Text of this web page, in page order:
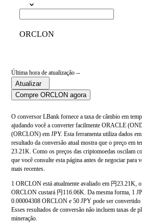
ORCLON
Última hora de atualização --
Atualizar
Compre ORCLON agora
O conversor LBank fornece a taxa de câmbio em
ajudando você a converter facilmente ORACLE
(ORCLON) em JPY. Esta ferramenta utiliza dados
resultado da conversão atual mostra que o preço em
23.21K. Como os preços das criptomoedas oscilam
que você consulte esta página antes de negociar para
mais recentes.
1 ORCLON está atualmente avaliado em 円23.21K,
ORCLON custará 円116.06K. Da mesma forma, 1
0.00004308 ORCLON e 50 JPY pode ser
Esses resultados de conversão não incluem taxas de
mineração.